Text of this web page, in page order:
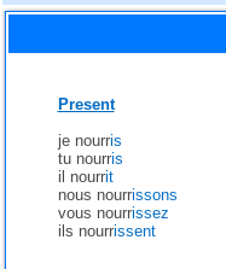
Present
je nourris
tu nourris
il nourrit
nous nourrissons
vous nourrissez
ils nourrissent